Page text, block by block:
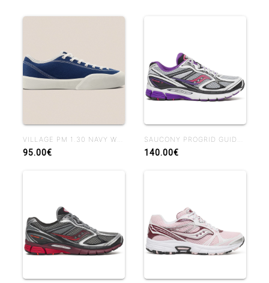
VILLAGE PM 1.30 NAVY WHISPER WHITE
95.00€
SAUCONY PROGRID GUIDE 7 WHIUTE DRUPE
140.00€